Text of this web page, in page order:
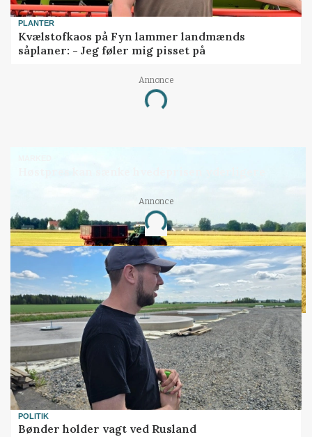
PLANTER
Kvælstofkaos på Fyn lammer landmænds
såplaner: - Jeg føler mig pisset på
Annonce
Loading...
Annonce
Loading...
POLITIK
Bønder holder vagt ved Rusland